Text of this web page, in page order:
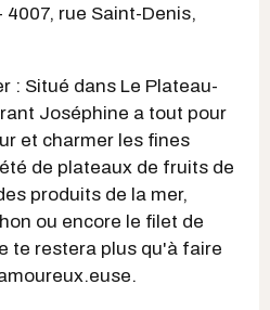
rue Saint-Denis,
: Situé dans Le Plateau-
Joséphine a tout pour
et charmer les fines
de plateaux de fruits de
produits de la mer,
ou encore le filet de
te restera plus qu'à faire